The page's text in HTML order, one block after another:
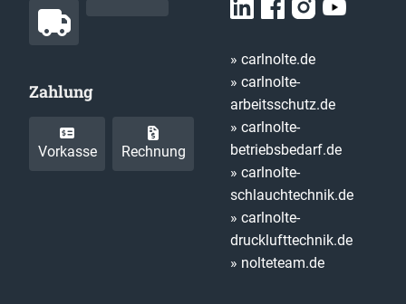
Zahlung
Vorkasse Rechnung
» carlnolte.de
» carlnolte-
arbeitsschutz.de
» carlnolte-
betriebsbedarf.de
» carlnolte-
schlauchtechnik.de
» carlnolte-
drucklufttechnik.de
» nolteteam.de